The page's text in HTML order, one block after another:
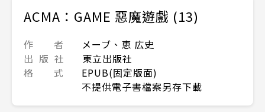
ACMA：GAME 惡魔遊戲 (13)
作 者
メーブ、恵 広史
出 版 社
東立出版社
格 式
EPUB(固定版面)
不提供電子書檔案另存下載